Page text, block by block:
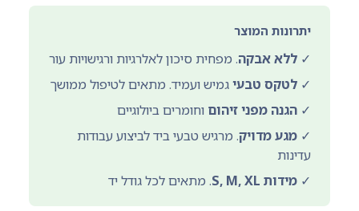
יתרונות המוצר
✓ ללא אבקה. מפחית סיכון לאלרגיות ורגישויות עור
✓ לטקס טבעיגמיש ועמיד. מתאים לטיפול ממושך
✓ הגנה מפני זיהום וחומרים ביולוגיים
✓ מגע מדויק. מרגיש טבעי ביד לביצוע עבודות
עדינות
✓ מידות S, M, XL . מתאים לכל גודל יד